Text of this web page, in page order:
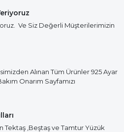
Ve Siz Değerli Müşterilerimizin
Alınan Tüm Ürünler 925 Ayar
Onarım Sayfamızı
Tektaş ,Beştaş ve Tamtur Yüzük